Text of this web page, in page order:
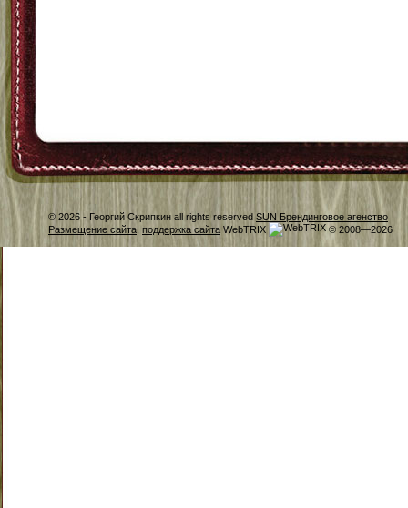
© 2026 - Георгий Скрипкин all rights reserved SUN Брендинговое агенство
Размещение сайта, поддержка сайта WebTRIX © 2008—2026